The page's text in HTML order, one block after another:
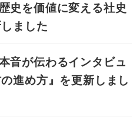
を価値に変える社史
ました
が伝わるインタビュ
進め方』を更新しまし